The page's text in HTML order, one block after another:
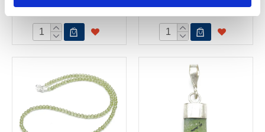
110,00 Lei
120,00 Lei